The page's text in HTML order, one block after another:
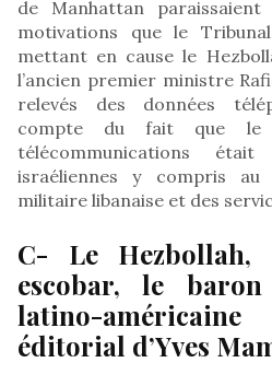
de Manhattan
motivations que le
mettant en cause le
l’ancien premier ministre
relevés des données
compte du fait que le
télécommunications
israéliennes y compris
militaire libanaise et des
C- Le
escobar, le
latino-
éditorial d’Yves